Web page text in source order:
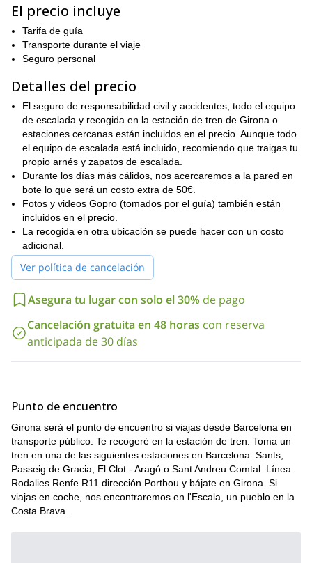
Durante los meses de verano, nos acercaremos a Punta de Milá
en bote en un viaje suave desde la cercana playa de Cala
Montgo. Durante los meses de primavera y otoño, nos
acercaremos a Punta de Milá mediante rappel, haciendo el día
En los meses más fríos, escalaremos en
orientada al sur situada a solo 500 metros tierra adentro, donde
aprovecharemos las temperaturas más cálidas.
Reserva tu lugar entre los acantilados dorados de Costa Brava
para esta excursión de un día de escalada en roca. Rodeado de
playas arenosas, pueblos tranquilos y aguas claras, Costa
Brava es uno de los principales destinos de España.
El precio incluye
Tarifa de guía
Transporte durante el viaje
Seguro personal
Detalles del precio
El seguro de responsabilidad civil y accidentes, todo el equipo
de escalada y recogida en la estación de tren de Girona o
estaciones cercanas están incluidos en el precio. Aunque todo
el equipo de escalada está incluido, recomiendo que traigas tu
propio arnés y zapatos de escalada.
Durante los días más cálidos, nos acercaremos a la pared en
bote lo que será un costo extra de 50€.
Fotos y videos Gopro (tomados por el guía) también están
incluidos en el precio.
La recogida en otra ubicación se puede hacer con un costo
adicional.
Ver política de cancelación
Asegura tu lugar con solo el 30% de pago
Cancelación gratuita en 48 horas con reserva
anticipada de 30 días
Punto de encuentro
Girona será el punto de encuentro si viajas desde Barcelona en
transporte público. Te recogeré en la estación de tren. Toma un
tren en una de las siguientes estaciones en Barcelona: Sants,
Passeig de Gracia, El Clot - Aragó o Sant Andreu Comtal. Línea
Rodalies Renfe R11 dirección Portbou y bájate en Girona. Si
viajas en coche, nos encontraremos en l'Escala, un pueblo en la
Costa Brava.